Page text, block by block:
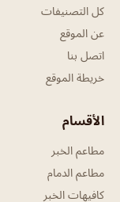
كل التصنيفات
عن الموقع
اتصل بنا
خريطة الموقع
الأقسام
مطاعم الخبر
مطاعم الدمام
كافيهات الخبر